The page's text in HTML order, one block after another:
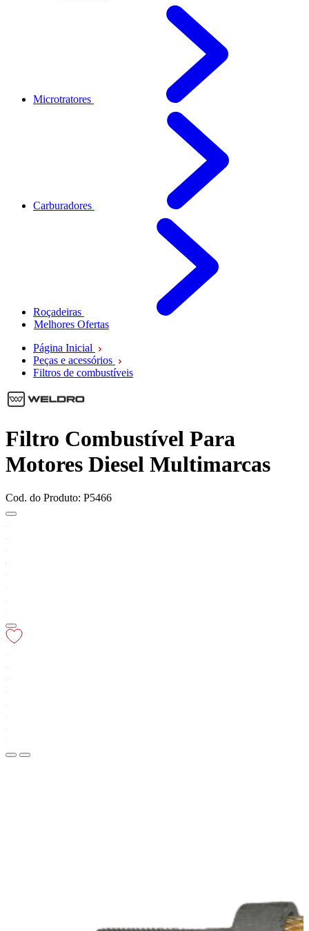
Microtratores
Carburadores
Roçadeiras
Melhores Ofertas
Página Inicial
Peças e acessórios
Filtros de combustíveis
Filtro Combustível Para
Motores Diesel Multimarcas
Cod. do Produto: P5466